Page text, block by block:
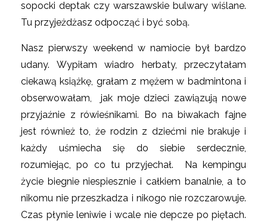
sopocki deptak czy warszawskie bulwary wiślane.
Tu przyjeżdżasz odpocząć i być sobą.
Nasz pierwszy weekend w namiocie był bardzo
udany. Wypiłam wiadro herbaty, przeczytałam
ciekawą książkę, grałam z mężem w badmintona i
obserwowałam, jak moje dzieci zawiązują nowe
przyjaźnie z rówieśnikami. Bo na biwakach fajne
jest również to, że rodzin z dziećmi nie brakuje i
każdy uśmiecha się do siebie serdecznie,
rozumiejąc, po co tu przyjechał. Na kempingu
życie biegnie niespiesznie i całkiem banalnie, a to
nikomu nie przeszkadza i nikogo nie rozczarowuje.
Czas płynie leniwie i wcale nie depcze po piętach.